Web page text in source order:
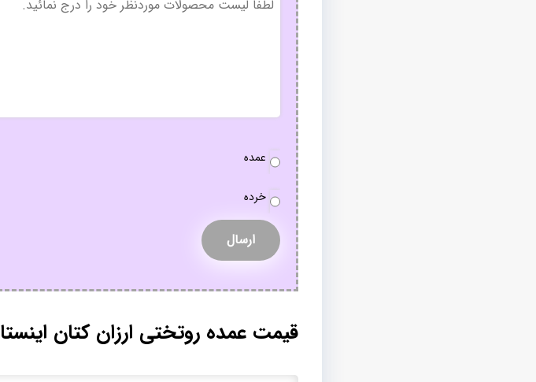
عنوان
عمده
خرده
قیمت عمده روتختی ارزان کتان اینستا